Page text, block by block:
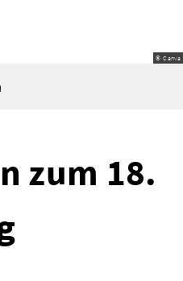
© Canva
zum 18.